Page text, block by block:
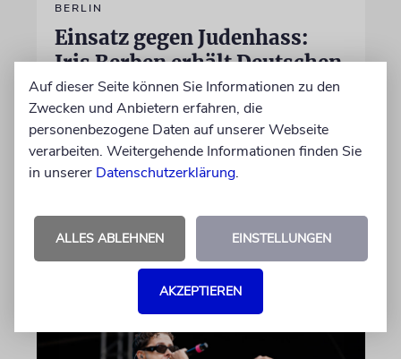
BERLIN
Einsatz gegen Judenhass:
Iris Berben erhält Deutschen
Kulturpolitikpreis
Die Schauspielerin steht nicht nur vor der
Kamera, sondern engagiert sich auch
ehrenamtlich. Der Deutsche Kulturrat würdigt
diese Leistung mit einem Preis. Igor Levit ist
07.08.2026
Auf dieser Seite können Sie Informationen zu den
Zwecken und Anbietern erfahren, die
personenbezogene Daten auf unserer Webseite
verarbeiten. Weitergehende Informationen finden Sie
in unserer Datenschutzerklärung.
ALLES ABLEHNEN EINSTELLUNGEN
AKZEPTIEREN